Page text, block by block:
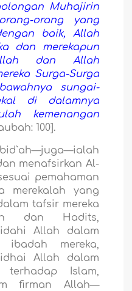
Muhajirin
orang yang
baik, Allah
dan merekapun
dan Allah
Surga-Surga
sungai-
di dalamnya
kemenangan
100].
menafsirkan Al-
pemahaman
merekalah yang
tafsir mereka
dan Hadits,
Allah dalam
mereka,
Allah dalam
terhadap Islam,
firman Allah—